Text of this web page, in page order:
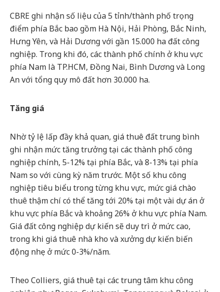
CBRE ghi nhận số liệu của 5 tỉnh/thành phố trọng
điểm phía Bắc bao gồm Hà Nội, Hải Phòng, Bắc Ninh,
Hưng Yên, và Hải Dương với gần 15.000 ha đất công
nghiệp. Trong khi đó, các thành phố chính ở khu vực
phía Nam là TP.HCM, Đồng Nai, Bình Dương và Long
An với tổng quy mô đất hơn 30.000 ha.
Tăng giá
Nhờ tỷ lệ lấp đầy khả quan, giá thuê đất trung bình
ghi nhận mức tăng trưởng tại các thành phố công
nghiệp chính, 5-12% tại phía Bắc, và 8-13% tại phía
Nam so với cùng kỳ năm trước. Một số khu công
nghiệp tiêu biểu trong từng khu vực, mức giá chào
thuê thậm chí có thể tăng tới 20% tại một vài dự án ở
khu vực phía Bắc và khoảng 26% ở khu vực phía Nam.
Giá đất công nghiệp dự kiến sẽ duy trì ở mức cao,
trong khi giá thuê nhà kho và xưởng dự kiến biến
động nhẹ ở mức 0-3%/năm.
Theo Colliers, giá thuê tại các trung tâm khu công